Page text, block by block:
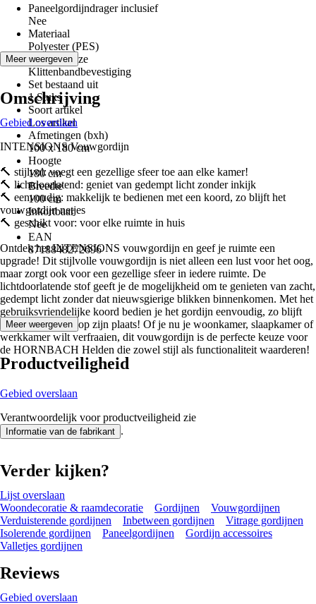
Paneelgordijndrager inclusief
Nee
Materiaal
Polyester (PES)
Ophangwijze
Klittenbandbevestiging
Set bestaand uit
1 Stuks
Soort artikel
Los artikel
Afmetingen (bxh)
100 x 180 cm
Hoogte
180 cm
Breedte
100 cm
Inkortbaar
Nee
EAN
8718848272696
Meer weergeven
Omschrijving
Gebied overslaan
INTENSIONS Vouwgordijn
🔨 stijlvol: voegt een gezellige sfeer toe aan elke kamer!
🔨 lichtdoorlatend: geniet van gedempt licht zonder inkijk
🔨 eenvoudig: makkelijk te bedienen met een koord, zo blijft het
vouwgordijn netjes
🔨 geschikt voor: voor elke ruimte in huis
Ontdek het INTENSIONS vouwgordijn en geef je ruimte een
upgrade! Dit stijlvolle vouwgordijn is niet alleen een lust voor het oog,
maar zorgt ook voor een gezellige sfeer in iedere ruimte. De
lichtdoorlatende stof geeft je de mogelijkheid om te genieten van zacht,
gedempt licht zonder dat nieuwsgierige blikken binnenkomen. Met het
gebruiksvriendelijke koord bedien je het gordijn eenvoudig, zo blijft
alles altijd keurig op zijn plaats! Of je nu je woonkamer, slaapkamer of
werkkamer wilt verfraaien, dit vouwgordijn is de perfecte keuze voor
de HORNBACH Helden die zowel stijl als functionaliteit waarderen!
Meer weergeven
Productveiligheid
Gebied overslaan
Verantwoordelijk voor productveiligheid zie
Informatie van de fabrikant .
Verder kijken?
Lijst overslaan
Woondecoratie & raamdecoratie
Gordijnen
Vouwgordijnen
Verduisterende gordijnen
Inbetween gordijnen
Vitrage gordijnen
Isolerende gordijnen
Paneelgordijnen
Gordijn accessoires
Valletjes gordijnen
Reviews
Gebied overslaan